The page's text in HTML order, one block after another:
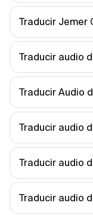
Traducir Jemer
Traducir audio
Traducir Audio
Traducir audio
Traducir audio
Traducir audio